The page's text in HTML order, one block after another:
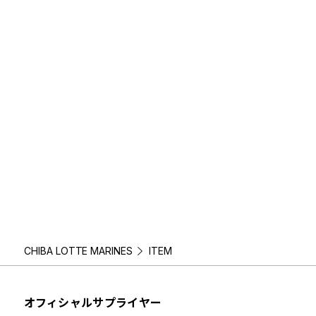
CHIBA LOTTE MARINES ITEM
オフィシャルサプライヤー